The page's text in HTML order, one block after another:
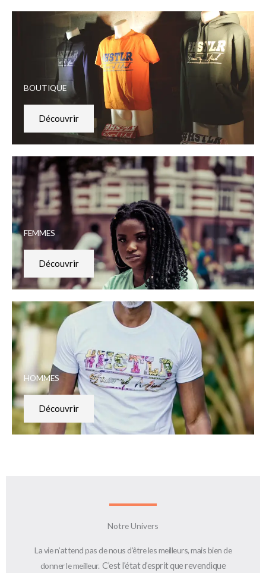
BOUTIQUE
Découvrir
FEMMES
Découvrir
HOMMES
Découvrir
Notre Univers
La vie n’attend pas de nous d’être les meilleurs, mais bien de
donner le meilleur.C’est l’état d’esprit que revendique